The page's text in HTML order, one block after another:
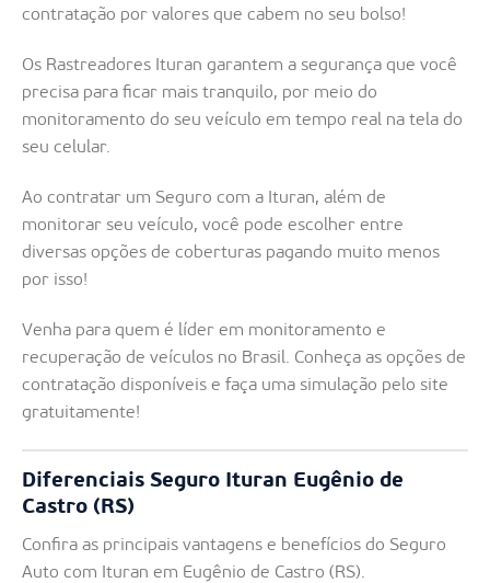
contratação por valores que cabem no seu bolso!
Os Rastreadores Ituran garantem a segurança que você
precisa para ficar mais tranquilo, por meio do
monitoramento do seu veículo em tempo real na tela do
seu celular.
Ao contratar um Seguro com a Ituran, além de
monitorar seu veículo, você pode escolher entre
diversas opções de coberturas pagando muito menos
por isso!
Venha para quem é líder em monitoramento e
recuperação de veículos no Brasil. Conheça as opções de
contratação disponíveis e faça uma simulação pelo site
gratuitamente!
Diferenciais Seguro Ituran Eugênio de
Castro (RS)
Confira as principais vantagens e benefícios do Seguro
Auto com Ituran em Eugênio de Castro (RS).